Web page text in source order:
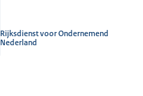
Rijksdienst voor Ondernemend
Nederland